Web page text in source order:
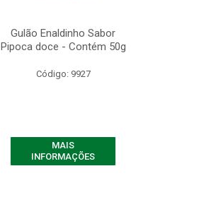
Gulão Enaldinho Sabor
Pipoca doce - Contém 50g
Código: 9927
MAIS
INFORMAÇÕES